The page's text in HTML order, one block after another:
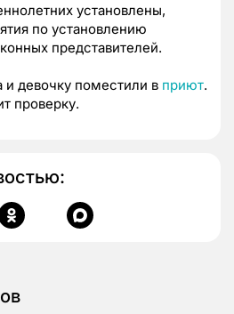
установлены,
по установлению
представителей.
девочку поместили в приют.
проверку.